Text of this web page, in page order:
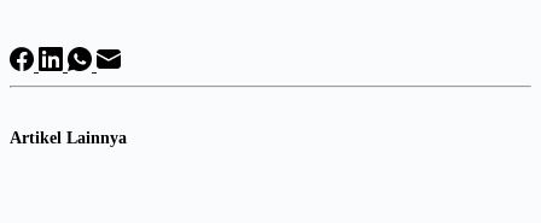
Artikel Lainnya